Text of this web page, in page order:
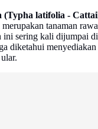
(Typha latifolia -
tanaman
ini sering kali dijumpai
diketahui